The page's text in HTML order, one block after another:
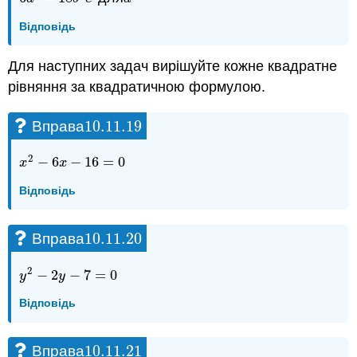
Відповідь
Для наступних задач вирішуйте кожне квадратне
рівняння за квадратичною формулою.
Вправа10.11.19
10.11.19
x2 − 6x − 16 = 0
x2 −6 x− 16 =0
Відповідь
Вправа10.11.20
10.11.20
y2 − 2y − 7 = 0
y2 −2 y− 7= 0
Відповідь
Вправа10.11.21
10.11.21